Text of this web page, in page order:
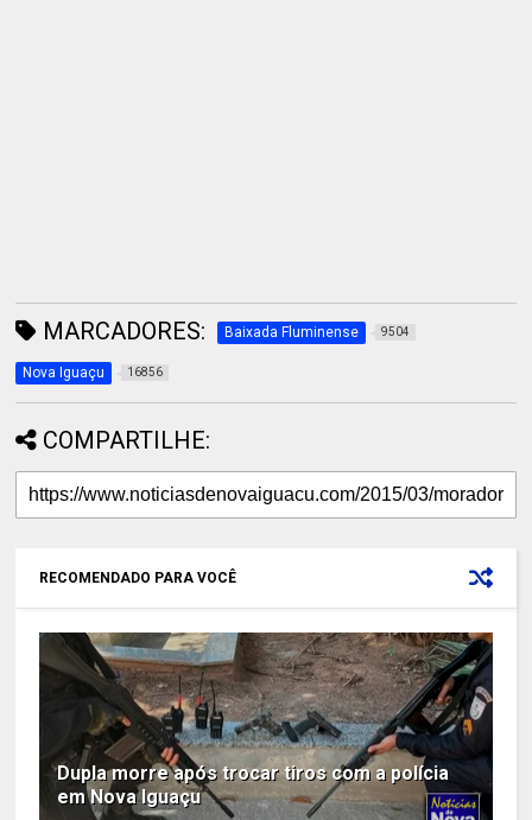
MARCADORES: Baixada Fluminense 9504
Nova Iguaçu 16856
COMPARTILHE:
RECOMENDADO PARA VOCÊ
Dupla morre após trocar tiros com a polícia
em Nova Iguaçu